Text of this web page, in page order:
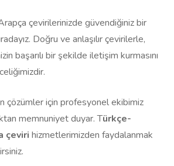
çevirilerinizde güvendiğiniz bir
Doğru ve anlaşılır çevirilerle,
başarılı bir şekilde iletişim kurmasını
çözümler için profesyonel ekibimiz
memnuniyet duyar. Türkçe-
çeviri hizmetlerimizden faydalanmak